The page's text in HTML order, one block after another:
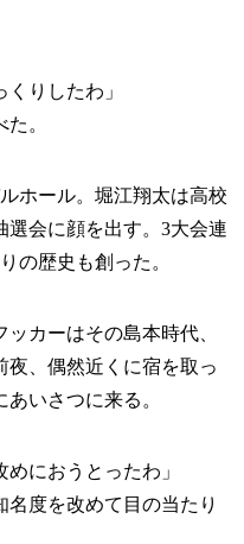
りしたわ」
。
ホール。堀江翔太は高校
選会に顔を出す。3大会連
の歴史も創った。
カーはその島本時代、
夜、偶然近くに宿を取っ
いさつに来る。
めにおうとったわ」
度を改めて目の当たり